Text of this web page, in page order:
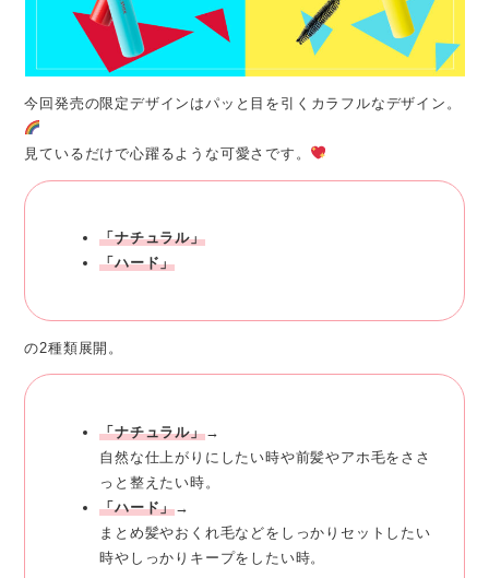
今回発売の限定デザインはパッと目を引くカラフルなデザイン。
見ているだけで心躍るような可愛さです。
「ナチュラル」
「ハード」
の2種類展開。
「ナチュラル」→
自然な仕上がりにしたい時や前髪やアホ毛をささ
っと整えたい時。
「ハード」→
まとめ髪やおくれ毛などをしっかりセットしたい
時やしっかりキープをしたい時。